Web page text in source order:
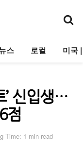
스 로컬 미국
’ 신입생…
점
Time: 1 min read